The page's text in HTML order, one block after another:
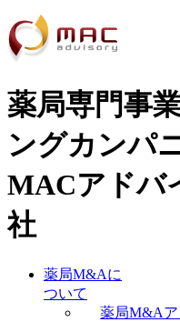
薬局専門事
ングカンパ
MACアドバ
社
薬局M&Aに
ついて
薬局M&A